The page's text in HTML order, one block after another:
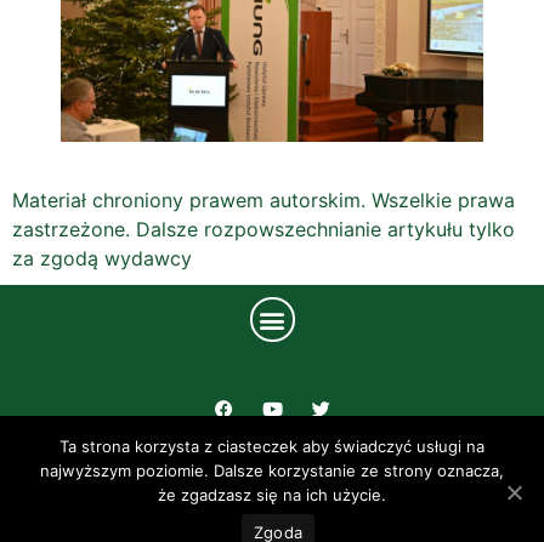
Materiał chroniony prawem autorskim. Wszelkie prawa
zastrzeżone. Dalsze rozpowszechnianie artykułu tylko
za zgodą wydawcy
UL. CZARTORYSKICH 8 24-100 PUŁAWY
TEL: +48 81 4786 700
Ta strona korzysta z ciasteczek aby świadczyć usługi na
najwyższym poziomie. Dalsze korzystanie ze strony oznacza,
że zgadzasz się na ich użycie.
Zgoda